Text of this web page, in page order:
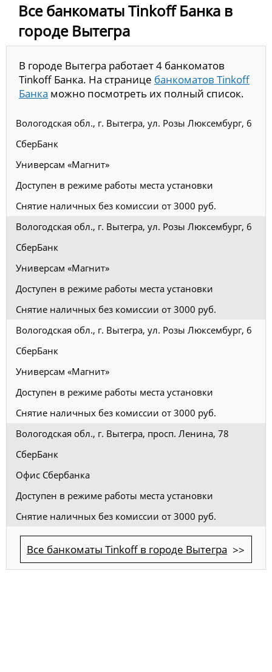
Все банкоматы Tinkoff Банка в
городе Вытегра
В городе Вытегра работает 4 банкоматов
Tinkoff Банка. На странице банкоматов Tinkoff
Банка можно посмотреть их полный список.
Вологодская обл., г. Вытегра, ул. Розы Люксембург, 6
СберБанк
Универсам «Магнит»
Доступен в режиме работы места установки
Снятие наличных без комиссии от 3000 руб.
Вологодская обл., г. Вытегра, ул. Розы Люксембург, 6
СберБанк
Универсам «Магнит»
Доступен в режиме работы места установки
Снятие наличных без комиссии от 3000 руб.
Вологодская обл., г. Вытегра, ул. Розы Люксембург, 6
СберБанк
Универсам «Магнит»
Доступен в режиме работы места установки
Снятие наличных без комиссии от 3000 руб.
Вологодская обл., г. Вытегра, просп. Ленина, 78
СберБанк
Офис Сбербанка
Доступен в режиме работы места установки
Снятие наличных без комиссии от 3000 руб.
Все банкоматы Tinkoff в городе Вытегра